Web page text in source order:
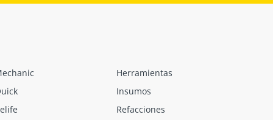
Herramientas
Insumos
Refacciones